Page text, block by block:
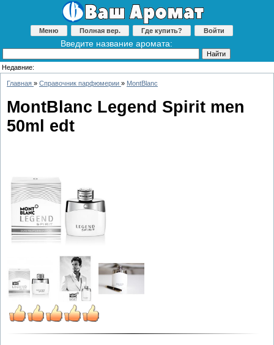
Меню Полная вер. Где купить? Войти
Введите название аромата:
Недавние:
Главная » Справочник парфюмерии » MontBlanc
MontBlanc Legend Spirit men
50ml edt